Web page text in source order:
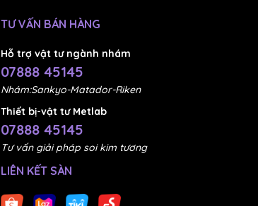
TƯ VẤN BÁN HÀNG
Hỗ trợ vật tư ngành nhám
07888 45145
Nhám:Sankyo-Matador-Riken
Thiết bị-vật tư Metlab
07888 45145
Tư vấn giải pháp soi kim tương
LIÊN KẾT SÀN